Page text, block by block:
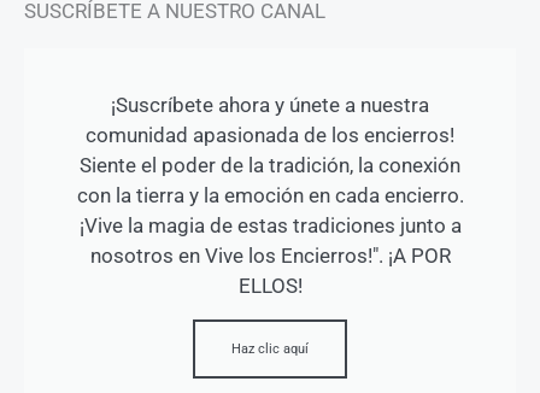
SUSCRÍBETE A NUESTRO CANAL
¡Suscríbete ahora y únete a nuestra
comunidad apasionada de los encierros!
Siente el poder de la tradición, la conexión
con la tierra y la emoción en cada encierro.
¡Vive la magia de estas tradiciones junto a
nosotros en Vive los Encierros!". ¡A POR
ELLOS!
Haz clic aquí